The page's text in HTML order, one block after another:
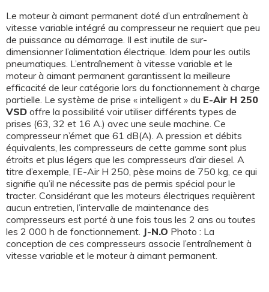
Le moteur à aimant permanent doté d’un entraînement à
vitesse variable intégré au compresseur ne requiert que peu
de puissance au démarrage. Il est inutile de sur-
dimensionner l’alimentation électrique. Idem pour les outils
pneumatiques. L’entraînement à vitesse variable et le
moteur à aimant permanent garantissent la meilleure
efficacité de leur catégorie lors du fonctionnement à charge
partielle. Le système de prise « intelligent » du E-Air H 250
VSD offre la possibilité voir utiliser différents types de
prises (63, 32 et 16 A.) avec une seule machine. Ce
compresseur n’émet que 61 dB(A). A pression et débits
équivalents, les compresseurs de cette gamme sont plus
étroits et plus légers que les compresseurs d’air diesel. A
titre d’exemple, l’E-Air H 250, pèse moins de 750 kg, ce qui
signifie qu’il ne nécessite pas de permis spécial pour le
tracter. Considérant que les moteurs électriques requièrent
aucun entretien, l’intervalle de maintenance des
compresseurs est porté à une fois tous les 2 ans ou toutes
les 2 000 h de fonctionnement. J-N.O Photo : La
conception de ces compresseurs associe l’entraînement à
vitesse variable et le moteur à aimant permanent.